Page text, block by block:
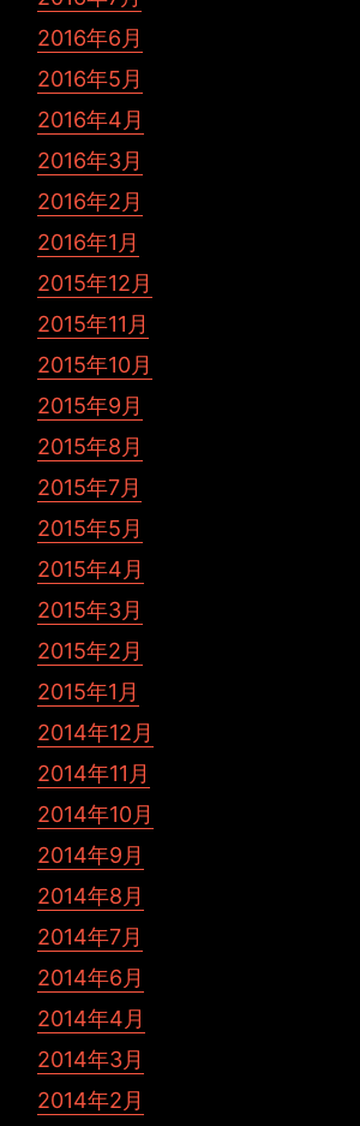
2016年6月
2016年5月
2016年4月
2016年3月
2016年2月
2016年1月
2015年12月
2015年11月
2015年10月
2015年9月
2015年8月
2015年7月
2015年5月
2015年4月
2015年3月
2015年2月
2015年1月
2014年12月
2014年11月
2014年10月
2014年9月
2014年8月
2014年7月
2014年6月
2014年4月
2014年3月
2014年2月